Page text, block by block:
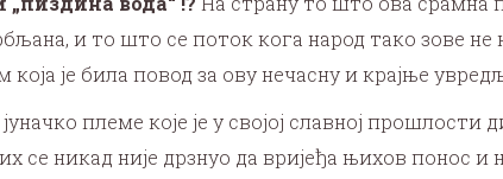
и то што се поток кога народ тако зове не
је била повод за ову нечасну и крајње
племе које је у својој славној прошлости
се никад није дрзнуо да вријеђа њихов понос